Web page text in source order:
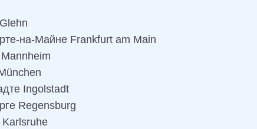
на-Майне Frankfurt am Main
Ingolstadt
Regensburg